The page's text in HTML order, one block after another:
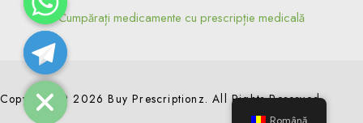
Cumpărați medicamente cu prescripție medicală
Copyright © 2026 Buy Prescriptionz. All Rights Reserved.
chaty